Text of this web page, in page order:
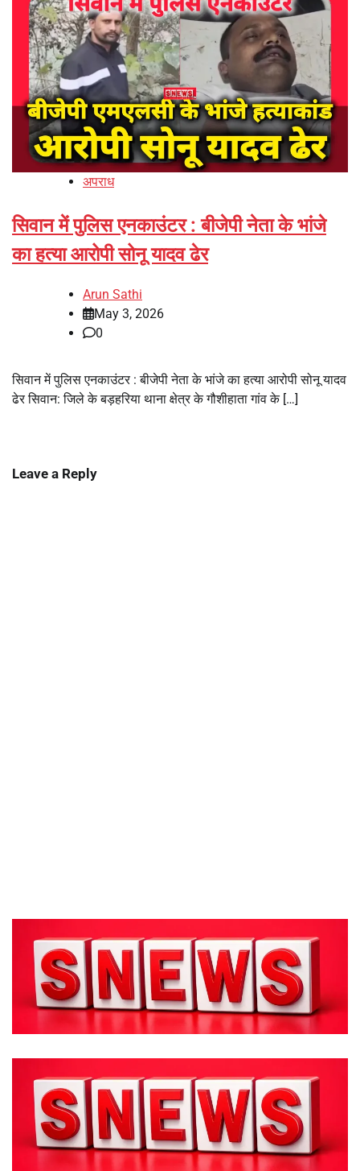
अपराध
सिवान में पुलिस एनकाउंटर : बीजेपी नेता के भांजे
का हत्या आरोपी सोनू यादव ढेर
Arun Sathi
May 3, 2026
0
सिवान में पुलिस एनकाउंटर : बीजेपी नेता के भांजे का हत्या आरोपी सोनू यादव
ढेर सिवान: जिले के बड़हरिया थाना क्षेत्र के गौशीहाता गांव के […]
Leave a Reply